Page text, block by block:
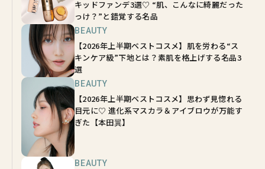
キッドファンデ3選♡ “肌、こんなに綺麗だった
っけ？”と錯覚する名品
BEAUTY
【2026年上半期ベストコスメ】肌を労わる“ス
キンケア級”下地とは？素肌を格上げする名品3
選
BEAUTY
【2026年上半期ベストコスメ】思わず見惚れる
目元に♡ 進化系マスカラ＆アイブロウが万能す
ぎた【本田翼】
BEAUTY